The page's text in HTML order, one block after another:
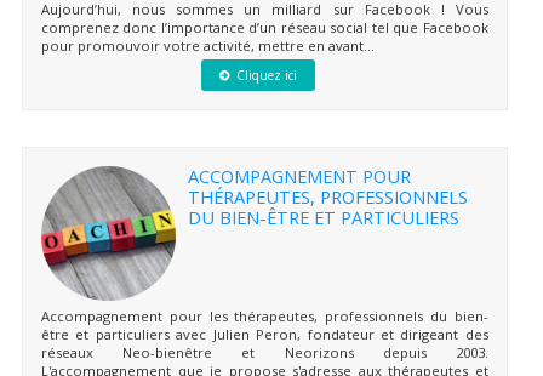
Aujourd’hui, nous sommes un milliard sur Facebook ! Vous
comprenez donc l’importance d’un réseau social tel que Facebook
pour promouvoir votre activité, mettre en avant...
Cliquez ici
ACCOMPAGNEMENT POUR
THÉRAPEUTES, PROFESSIONNELS
DU BIEN-ÊTRE ET PARTICULIERS
Accompagnement pour les thérapeutes, professionnels du bien-
être et particuliers avec Julien Peron, fondateur et dirigeant des
réseaux Neo-bienêtre et Neorizons depuis 2003.
L'accompagnement que je propose s'adresse aux thérapeutes et